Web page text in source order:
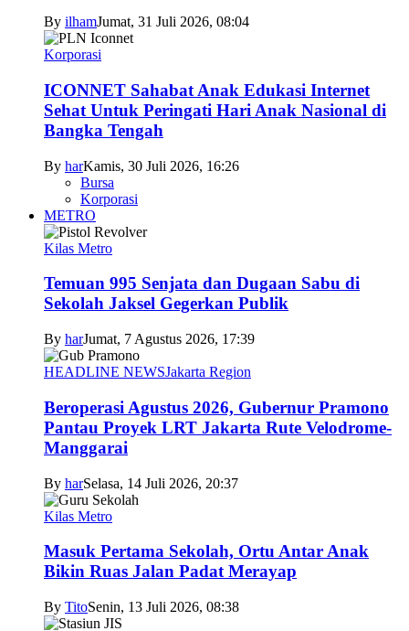
By ilhamJumat, 31 Juli 2026, 08:04
Korporasi
ICONNET Sahabat Anak Edukasi Internet
Sehat Untuk Peringati Hari Anak Nasional di
Bangka Tengah
By harKamis, 30 Juli 2026, 16:26
Bursa
Korporasi
METRO
Kilas Metro
Temuan 995 Senjata dan Dugaan Sabu di
Sekolah Jaksel Gegerkan Publik
By harJumat, 7 Agustus 2026, 17:39
HEADLINE NEWSJakarta Region
Beroperasi Agustus 2026, Gubernur Pramono
Pantau Proyek LRT Jakarta Rute Velodrome-
Manggarai
By harSelasa, 14 Juli 2026, 20:37
Kilas Metro
Masuk Pertama Sekolah, Ortu Antar Anak
Bikin Ruas Jalan Padat Merayap
By TitoSenin, 13 Juli 2026, 08:38